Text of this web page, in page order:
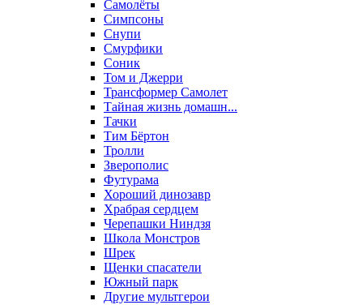
Самолёты
Симпсоны
Снупи
Смурфики
Соник
Том и Джерри
Трансформер Самолет
Тайная жизнь домашн...
Тачки
Тим Бёртон
Тролли
Зверополис
Футурама
Хороший динозавр
Храбрая сердцем
Черепашки Ниндзя
Школа Монстров
Шрек
Щенки спасатели
Южный парк
Другие мультгерои